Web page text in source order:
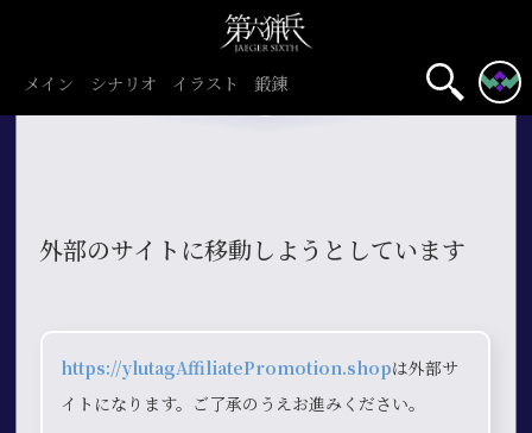
メイン シナリオ イラスト 鍛錬
外部のサイトに移動しようとしています
https://ylutagAffiliatePromotion.shopは外部サ
イトになります。ご了承のうえお進みください。